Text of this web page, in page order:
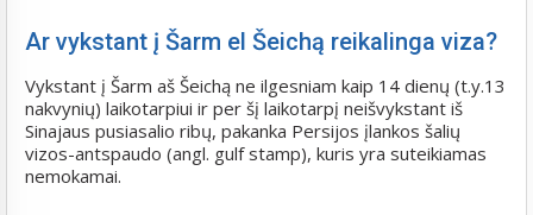
Ar vykstant į Šarm el Šeichą reikalinga viza?
Vykstant į Šarm aš Šeichą ne ilgesniam kaip 14 dienų (t.y.13
nakvynių) laikotarpiui ir per šį laikotarpį neišvykstant iš
Sinajaus pusiasalio ribų, pakanka Persijos įlankos šalių
vizos-antspaudo (angl. gulf stamp), kuris yra suteikiamas
nemokamai.